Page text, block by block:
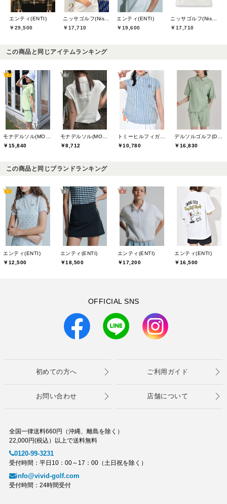
エンティ(ENTI)
￥29,500
ニッサゴルフ(Nissa Golf)
￥17,710
エンティ(ENTI)
￥19,600
ニッサゴルフ(Nissa Golf)
￥17,710
この商品と同じアイテムランキング
モナデルソル(MONA DELSOL)
￥15,840
モナデルソル(MONA DELSOL)
￥8,712
トミーヒルフィガーゴルフ(TOMMY HILFIGER GOLF)
￥10,780
デルソルゴルフ(DELSOL GOLF)
￥16,830
この商品と同じブランドランキング
エンティ(ENTI)
￥12,500
エンティ(ENTI)
￥18,500
エンティ(ENTI)
￥17,200
エンティ(ENTI)
￥16,500
OFFICIAL SNS
初めての方へ ご利用ガイド
お問い合わせ 店舗について
全国一律送料660円（沖縄、離島を除く）
22,000円(税込）以上で送料無料
0120-99-3231
受付時間：平日10：00～17：00（土日祝を除く）
info@vivid-golf.com
受付時間：24時間受付